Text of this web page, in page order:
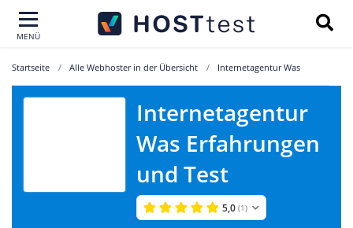
MENÜ
Startseite Alle Webhoster in der Übersicht Internetagentur Was
Internetagentur
Was Erfahrungen
und Test
5,0 (1)